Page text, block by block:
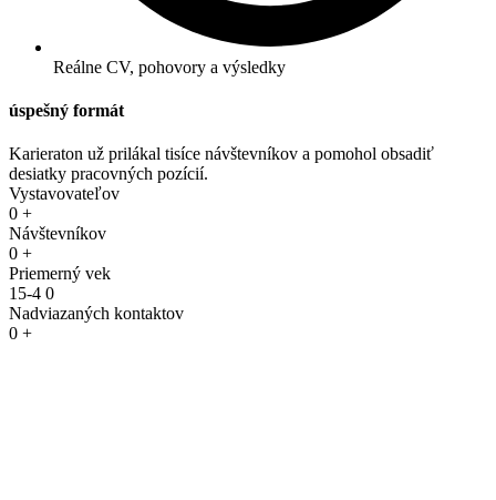
Reálne CV, pohovory a výsledky
úspešný formát
Karieraton už prilákal tisíce návštevníkov a pomohol obsadiť
desiatky pracovných pozícií.
Vystavovateľov
0 +
Návštevníkov
0 +
Priemerný vek
15-4 0
Nadviazaných kontaktov
0 +